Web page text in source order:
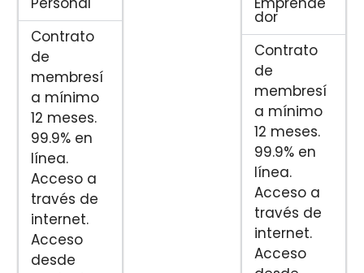
Contrato
de
membresí
a mínimo
12 meses.
99.9% en
línea.
Acceso a
través de
internet.
Acceso
desde
dor
Contrato
de
membresí
a mínimo
12 meses.
99.9% en
línea.
Acceso a
través de
internet.
Acceso